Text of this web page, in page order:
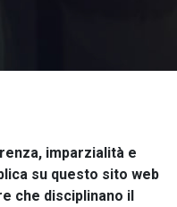
imparzialità e
su questo sito web
che disciplinano il